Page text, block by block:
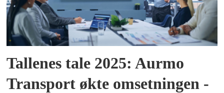
Tallenes tale 2025: Aurmo
Transport økte omsetningen -